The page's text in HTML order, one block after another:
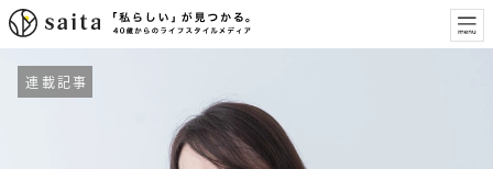
連載記事